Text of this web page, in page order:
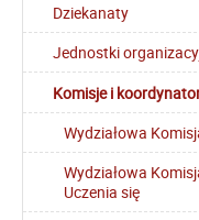
Dziekanaty
Jednostki
Komisje i
Wydziałowa
Wydziałowa
Uczenia się